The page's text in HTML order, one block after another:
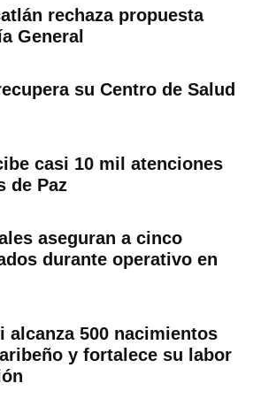
rechaza propuesta
General
su Centro de Salud
casi 10 mil atenciones
de Paz
aseguran a cinco
durante operativo en
alcanza 500 nacimientos
y fortalece su labor